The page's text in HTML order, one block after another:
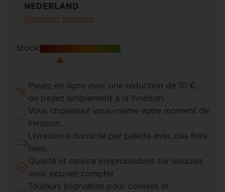
NEDERLAND.
Voorkeur instellen
Stock:
Payez en ligne avec une réduction de 10 €,
ou payez simplement à la livraison.
Vous choisissez vous-même votre moment de
livraison.
Livraison à domicile par palette avec des frais
fixes.
Qualité et service irréprochables sur lesquels
vous pouvez compter
Toujours joignables pour conseils et